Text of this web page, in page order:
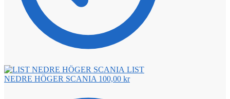
LIST
NEDRE HÖGER SCANIA 100,00 kr